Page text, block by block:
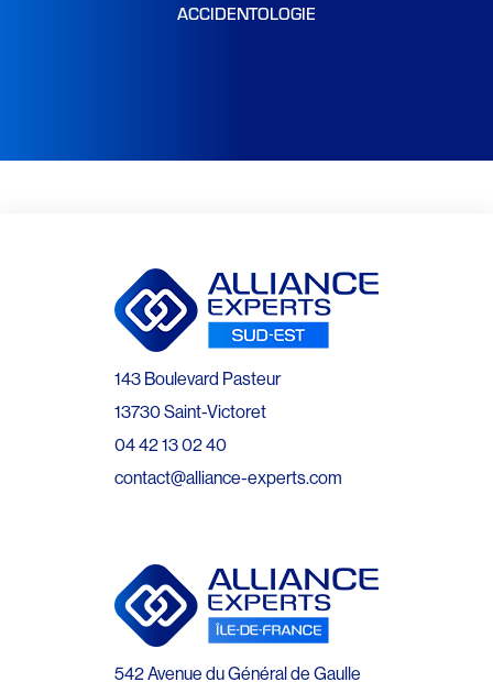
ACCIDENTOLOGIE
143 Boulevard Pasteur
13730 Saint-Victoret
04 42 13 02 40
contact@alliance-experts.com
542 Avenue du Général de Gaulle